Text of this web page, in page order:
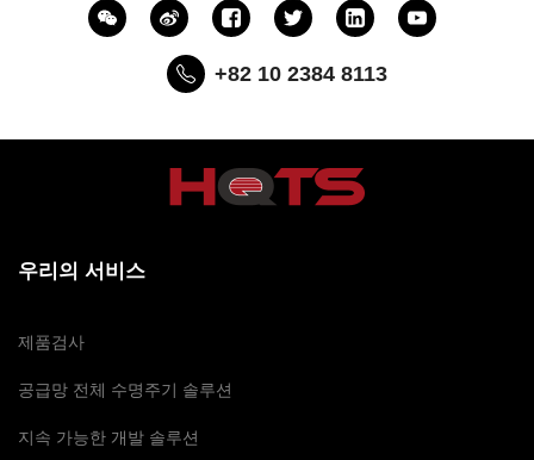
+82 10 2384 8113
우리의 서비스
제품검사
공급망 전체 수명주기 솔루션
지속 가능한 개발 솔루션